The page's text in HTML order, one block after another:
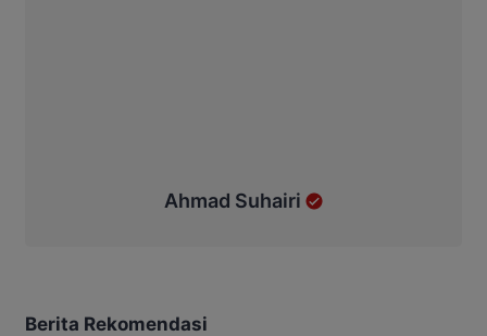
Ahmad Suhairi
Berita Rekomendasi